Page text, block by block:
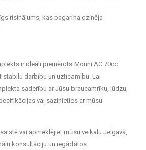
risinājums, kas pagarina dzinēja
ir ideāli piemērots Morini AC 70cc
darbību un uzticamību. Lai
saderību ar Jūsu braucamrīku, lūdzu,
vai sazinieties ar mūsu
vai apmeklējiet mūsu veikalu Jelgavā,
konsultāciju un iegādātos